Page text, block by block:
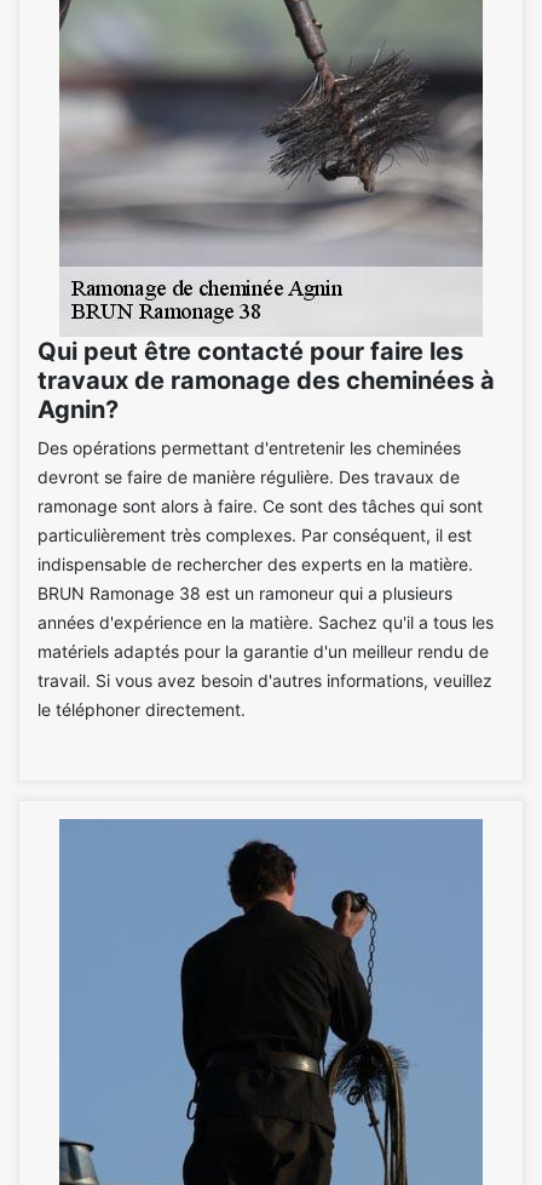
Qui peut être contacté pour faire les
travaux de ramonage des cheminées à
Agnin?
Des opérations permettant d'entretenir les cheminées
devront se faire de manière régulière. Des travaux de
ramonage sont alors à faire. Ce sont des tâches qui sont
particulièrement très complexes. Par conséquent, il est
indispensable de rechercher des experts en la matière.
BRUN Ramonage 38 est un ramoneur qui a plusieurs
années d'expérience en la matière. Sachez qu'il a tous les
matériels adaptés pour la garantie d'un meilleur rendu de
travail. Si vous avez besoin d'autres informations, veuillez
le téléphoner directement.